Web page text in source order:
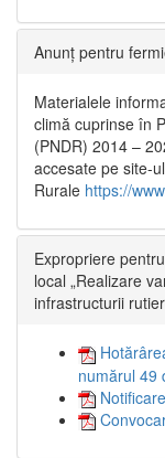
Anunț pentru
Materialele
climă cuprinse în
(PNDR) 2014 –
accesate pe site-
Rurale https://
Expropriere
local „Realizare
infrastructurii
numărul 49